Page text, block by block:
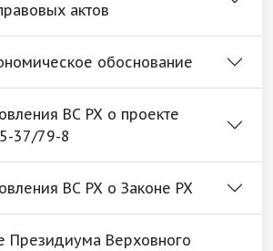
актов
обоснование
ВС РХ о проекте
37/79-8
ВС РХ о Законе РХ
Президиума Верховного